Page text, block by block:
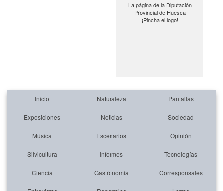
La página de la Diputación
Provincial de Huesca
¡Pincha el logo!
Inicio Naturaleza Pantallas
Exposiciones Noticias Sociedad
Música Escenarios Opinión
Silvicultura Informes Tecnologías
Ciencia Gastronomía Corresponsales